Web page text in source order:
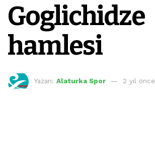
Goglichidze
hamlesi
Yazan: Alaturka Spor 2 yıl önce